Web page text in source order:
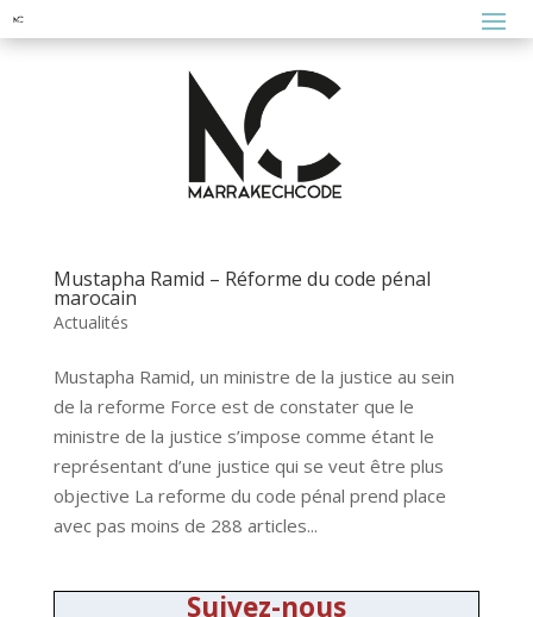
Mustapha Ramid – Réforme du code pénal
marocain
Actualités
Mustapha Ramid, un ministre de la justice au sein
de la reforme Force est de constater que le
ministre de la justice s’impose comme étant le
représentant d’une justice qui se veut être plus
objective La reforme du code pénal prend place
avec pas moins de 288 articles...
Suivez-nous